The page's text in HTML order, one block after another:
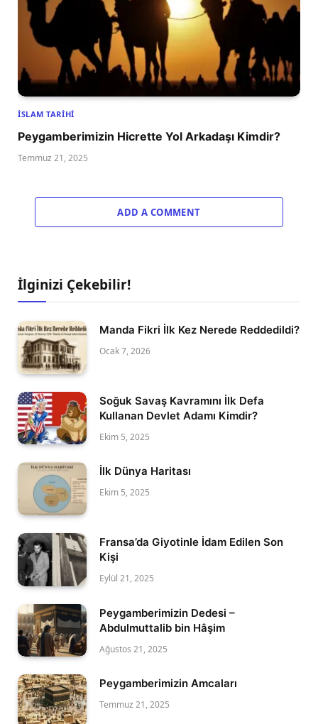
İSLAM TARIHI
Peygamberimizin Hicrette Yol Arkadaşı Kimdir?
Temmuz 21, 2025
ADD A COMMENT
İlginizi Çekebilir!
Manda Fikri İlk Kez Nerede Reddedildi?
Ocak 7, 2026
Soğuk Savaş Kavramını İlk Defa
Kullanan Devlet Adamı Kimdir?
Ekim 5, 2025
İlk Dünya Haritası
Ekim 5, 2025
Fransa’da Giyotinle İdam Edilen Son
Kişi
Eylül 21, 2025
Peygamberimizin Dedesi –
Abdulmuttalib bin Hâşim
Ağustos 21, 2025
Peygamberimizin Amcaları
Temmuz 21, 2025